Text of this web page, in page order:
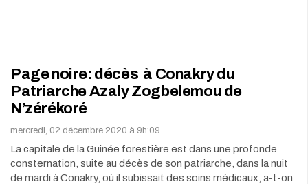
Page noire: décès à Conakry du
Patriarche Azaly Zogbelemou de
N’zérékoré
mercredi, 02 décembre 2020 à 9h:09
La capitale de la Guinée forestière est dans une profonde
consternation, suite au décès de son patriarche, dans la nuit
de mardi à Conakry, où il subissait des soins médicaux, a-t-on